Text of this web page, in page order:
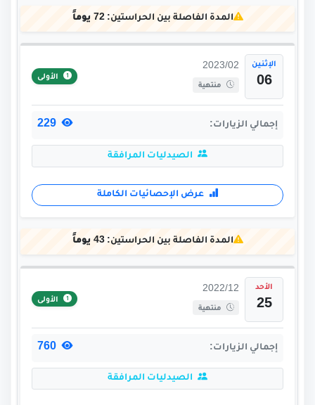
المدة الفاصلة بين الحراستين:72 يوماً
الإثنين
06
2023/02
منتهية
الأولى
إجمالي الزيارات:
الصيدليات المرافقة
عرض الإحصائيات الكاملة
المدة الفاصلة بين الحراستين:43 يوماً
الأحد
25
2022/12
منتهية
الأولى
إجمالي الزيارات:
الصيدليات المرافقة